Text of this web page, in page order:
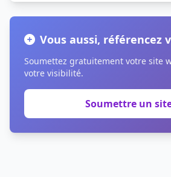
Vous aussi, référencez
Soumettez gratuitement votre site
votre visibilité.
Soumettre un